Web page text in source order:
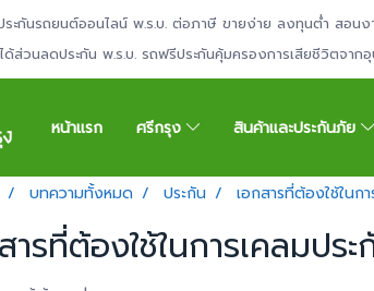
ระกันรถยนต์ออนไลน์ พ.ร.บ. ต่อภาษี ขายง่าย ลงทุนต่ำ สอน
ด้ส่วนลดประกัน พ.ร.บ. รถฟรีประกันคุ้มครองการเสียชีวิตจา
หน้าแรก ศรีกรุง สินค้าและประกันภัย
บทความทั้งหมด ประกัน เอกสารที่ต้องใช้ในก
ารที่ต้องใช้ในการเคลมปร